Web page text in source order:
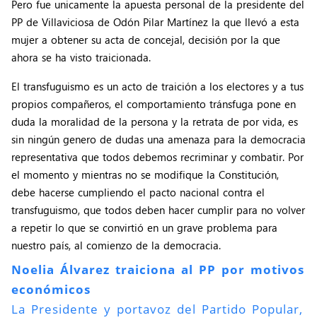
Pero fue unicamente la apuesta personal de la presidente del
PP de Villaviciosa de Odón Pilar Martínez la que llevó a esta
mujer a obtener su acta de concejal, decisión por la que
ahora se ha visto traicionada.
El transfuguismo es un acto de traición a los electores y a tus
propios compañeros, el comportamiento tránsfuga pone en
duda la moralidad de la persona y la retrata de por vida, es
sin ningún genero de dudas una amenaza para la democracia
representativa que todos debemos recriminar y combatir. Por
el momento y mientras no se modifique la Constitución,
debe hacerse cumpliendo el pacto nacional contra el
transfuguismo, que todos deben hacer cumplir para no volver
a repetir lo que se convirtió en un grave problema para
nuestro país, al comienzo de la democracia.
Noelia Álvarez traiciona al PP por motivos
económicos
La Presidente y portavoz del Partido Popular,